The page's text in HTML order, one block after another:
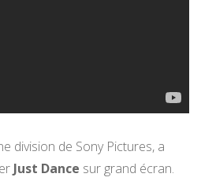
division de Sony Pictures, a
Just Dance sur grand écran.